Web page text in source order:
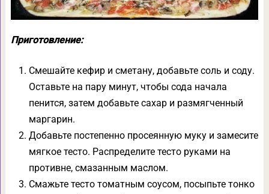
Приготовление:
Смешайте кефир и сметану, добавьте соль и соду.
Оставьте на пару минут, чтобы сода начала
пенится, затем добавьте сахар и размягченный
маргарин.
Добавьте постепенно просеянную муку и замесите
мягкое тесто. Распределите тесто руками на
противне, смазанным маслом.
Смажьте тесто томатным соусом, посыпьте тонко